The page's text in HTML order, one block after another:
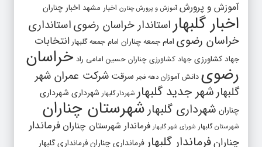
آموزش و پرورش آموزش و پرورش چنارن اخبار مشهد اخبار چناران
اخبار گلبهار استاندار خراسان رضویاستانداری
خراسان رضوی امام جمعه چناران امام جمعه گلبهار انتخابات
جهاد کشاورزی جهاد کشاورزی چناران حسین امامی راد خراسان
رضوی دانش آموزان دهه فجر سرقت شرکت عمران شهر
گلبهارشهر جدید گلبهار شهردار گلبهار شهرداری شهرداری
چناران شهرداری گلبهار شهرستان چناران
شهرستان گلبهار شورای شهر گلبهار فرماندار شهرستان چناران فرماندار
چنارانفرماندار گلبهار فرمانداری چنارانفرمانداری گلبهار